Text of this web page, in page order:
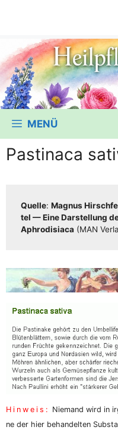
MENÜ
Pastinaca
Quel­le: Magnus
tel — Eine Dar­stel­lung
Aphro­di­sia­ca (MAN
Hin­weis: Nie­mand wird in
ne der hier behan­del­ten